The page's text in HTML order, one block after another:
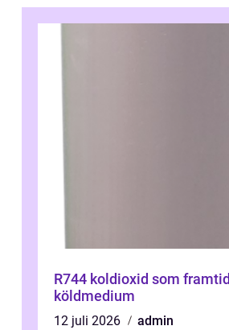
R744 koldioxid som framtidens
köldmedium
12 juli 2026
admin